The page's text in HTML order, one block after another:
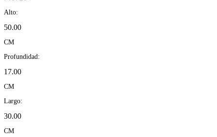
Alto:
50.00
CM
Profundidad:
17.00
CM
Largo:
30.00
CM